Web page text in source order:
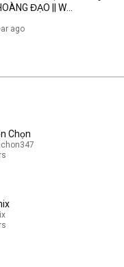
ĐẠO || Web
ago
Chọn